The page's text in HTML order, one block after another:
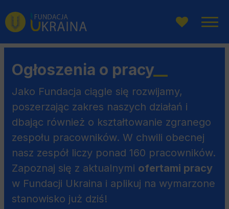
Przejdź
do
Przejdź
do
Przejdź
do
Ogłoszenia o pracy__
Jako Fundacja ciągle się rozwijamy,
poszerzając zakres naszych działań i
dbając również o kształtowanie zgranego
zespołu pracowników. W chwili obecnej
nasz zespół liczy ponad 160 pracowników.
Zapoznaj się z aktualnymi ofertami pracy
w Fundacji Ukraina i aplikuj na wymarzone
stanowisko już dziś!